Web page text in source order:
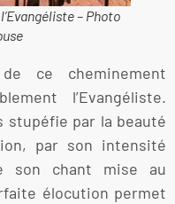
– Photo
ce cheminement
l’Evangéliste.
stupéfie par la beauté
par son intensité
son chant mise au
élocution permet